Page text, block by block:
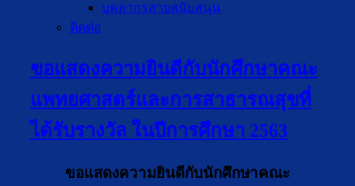
บุคลากรสายสนับสนุน
ติดต่อ
ขอแสดงความยินดีกับนักศึกษาคณะ
แพทยศาสตร์และการสาธารณสุขที่
ได้รับรางวัล ในปีการศึกษา 2563
ขอแสดงความยินดีกับนักศึกษาคณะ